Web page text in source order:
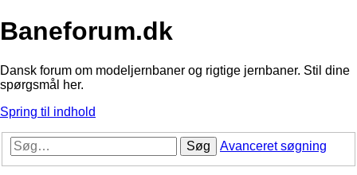
Baneforum.dk
Dansk forum om modeljernbaner og rigtige jernbaner. Stil dine
spørgsmål her.
Spring til indhold
Søg Avanceret søgning